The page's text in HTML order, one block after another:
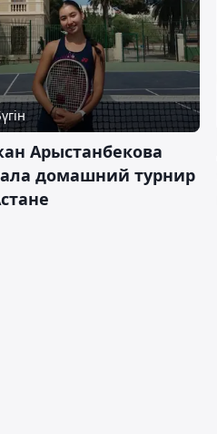
Арыстанбекова
домашний турнир